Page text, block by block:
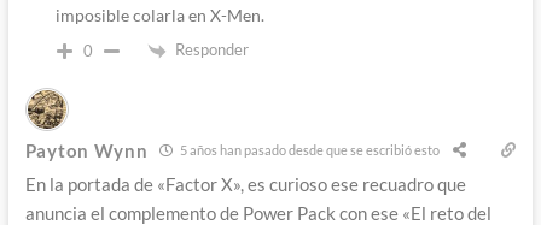
imposible colarla en X-Men.
0 Responder
Payton Wynn 5 años han pasado desde que se escribió esto
En la portada de «Factor X», es curioso ese recuadro que
anuncia el complemento de Power Pack con ese «El reto del